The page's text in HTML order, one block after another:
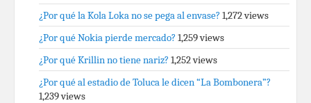
¿Por qué la Kola Loka no se pega al envase? 1,272 views
¿Por qué Nokia pierde mercado? 1,259 views
¿Por qué Krillin no tiene nariz? 1,252 views
¿Por qué al estadio de Toluca le dicen “La Bombonera”?
1,239 views